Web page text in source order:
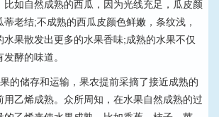
比如自然成熟的西瓜，因为光线充足，瓜皮颜
老结;不成熟的西瓜皮颜色鲜嫩，条纹浅，
水果散发出更多的水果香味;成熟的水果不仅
酵的味道。
储存和运输，果农提前采摘了接近成熟的
用乙烯成熟。众所周知，在水果自然成熟的过